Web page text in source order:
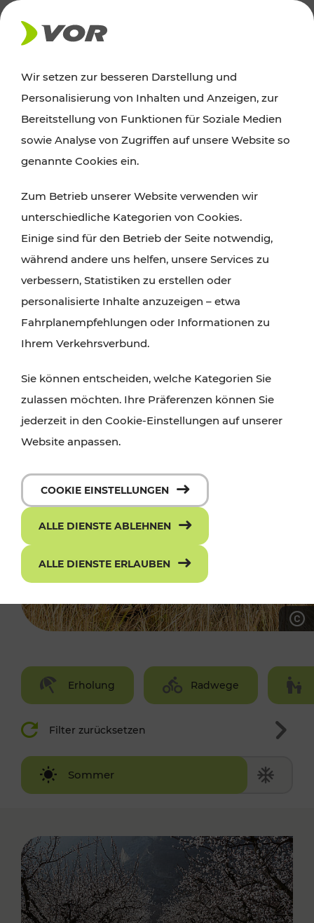
AKTUELLES
Ausflugstipps
Wien, Niederösterreich und das Burgenland
Wanderungen, Kultur und Gastronomie,
Radtouren oder purer Naturgenuss – viele
Attraktionen sind mit den Ticket- und Fahrplan-
Angeboten des VOR gut und schnell erreichbar.
Erholung Radwege
Filter zurücksetzen
Sommer
Winter
Wir setzen zur besseren Darstellung und
Personalisierung von Inhalten und Anzeigen, zur
Bereitstellung von Funktionen für Soziale Medien
sowie Analyse von Zugriffen auf unsere Website so
genannte Cookies ein.
Zum Betrieb unserer Website verwenden wir
unterschiedliche Kategorien von Cookies.
Einige sind für den Betrieb der Seite notwendig,
während andere uns helfen, unsere Services zu
verbessern, Statistiken zu erstellen oder
personalisierte Inhalte anzuzeigen – etwa
Fahrplanempfehlungen oder Informationen zu
Ihrem Verkehrsverbund.
Sie können entscheiden, welche Kategorien Sie
zulassen möchten. Ihre Präferenzen können Sie
jederzeit in den Cookie-Einstellungen auf unserer
Website anpassen.
COOKIE EINSTELLUNGEN
ALLE DIENSTE ABLEHNEN
ALLE DIENSTE ERLAUBEN